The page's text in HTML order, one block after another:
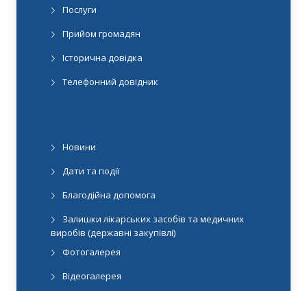
Послуги
Прийом громадян
Історична довідка
Телефонний довідник
Новини
Дати та події
Благодійна допомога
Залишки лікарських засобів та медичних
виробів (державні закупівлі)
Фотогалерея
Відеогалерея